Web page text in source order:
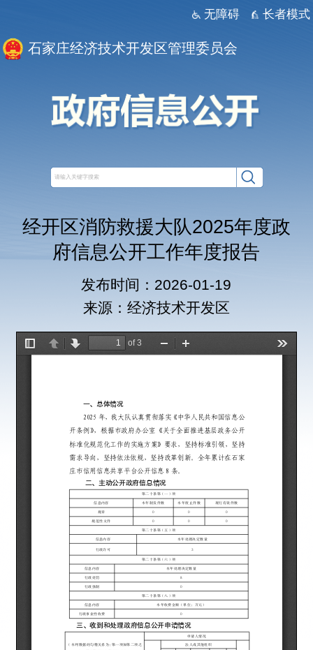
无障碍 长者模式
石家庄经济技术开发区管理委员会
经开区消防救援大队2025年度政
府信息公开工作年度报告
发布时间：2026-01-19
来源：经济技术开发区